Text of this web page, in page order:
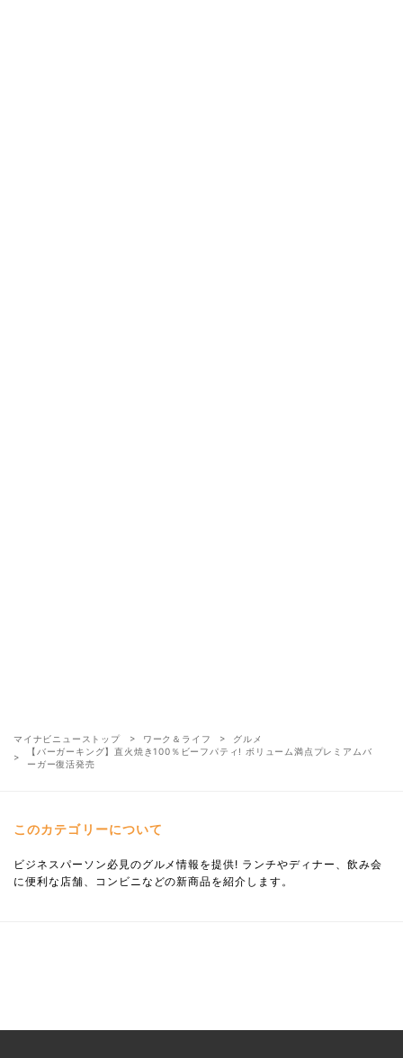
マイナビニューストップ ワーク＆ライフ
グルメ
【バーガーキング】直火焼き100％ビーフパティ! ボリューム満点プレミアムバ
ーガー復活発売
このカテゴリーについて
ビジネスパーソン必見のグルメ情報を提供! ランチやディナー、飲み会
に便利な店舗、コンビニなどの新商品を紹介します。